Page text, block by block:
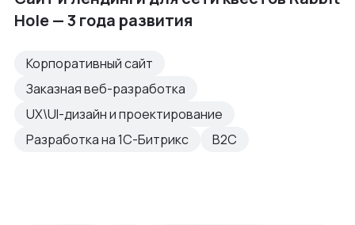
Hole — 3 года развития
Корпоративный сайт
Заказная веб-разработка
UX\UI-дизайн и проектирование
Разработка на 1С-Битрикс
B2C